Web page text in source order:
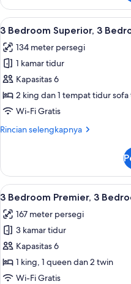
Studio
Premier,
1
Bed
Lihat
semua
foto
untuk
3
Bedroom
Superior,
Bedrooms
8
3 Bedroom Superior, 3
134 meter persegi
1 kamar tidur
Kapasitas 6
2 king dan 1 tempat tidur
Wi-Fi Gratis
Rincian selengkapnya
Rincian
3
Bedroom
Superior,
Bedrooms
Lihat
semua
foto
untuk
3
Bedroom
Premier,
9
3 Bedroom Premier, 3
167 meter persegi
3 kamar tidur
Kapasitas 6
1 king, 1 queen dan 2 twin
Wi-Fi Gratis